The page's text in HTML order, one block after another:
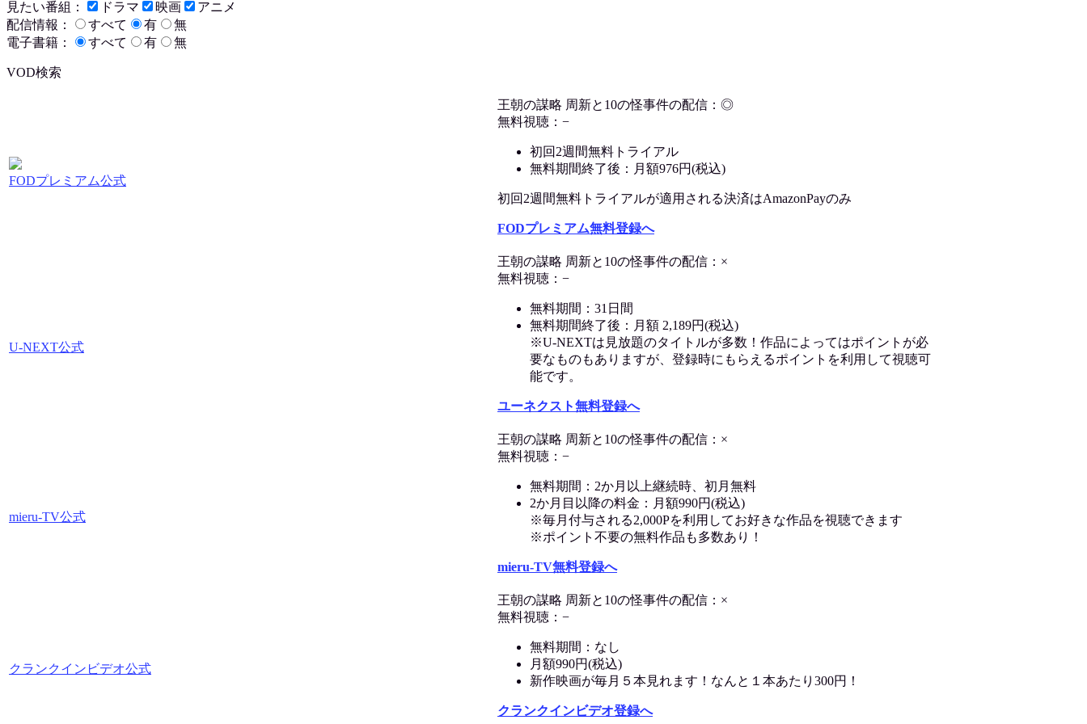
見たい番組：
ドラマ 映画
アニメ
配信情報：
すべて 有
無
電子書籍：
すべて 有 無
VOD検索
FODプレミアム公式
王朝の謀略 周新と10の怪事件の配信：◎
無料視聴：−
初回2週間無料トライアル
無料期間終了後：月額976円(税込)
初回2週間無料トライアルが適用される決済はAmazonPayのみ
FODプレミアム無料登録へ
U-NEXT公式
王朝の謀略 周新と10の怪事件の配信：×
無料視聴：−
無料期間：31日間
無料期間終了後：月額 2,189円(税込)
※U-NEXTは見放題のタイトルが多数！作品によってはポイントが必
要なものもありますが、登録時にもらえるポイントを利用して視聴可
能です。
ユーネクスト無料登録へ
mieru-TV公式
王朝の謀略 周新と10の怪事件の配信：×
無料視聴：−
無料期間：2か月以上継続時、初月無料
2か月目以降の料金：月額990円(税込)
※毎月付与される2,000Pを利用してお好きな作品を視聴できます
※ポイント不要の無料作品も多数あり！
mieru-TV無料登録へ
クランクインビデオ公式
王朝の謀略 周新と10の怪事件の配信：×
無料視聴：−
無料期間：なし
月額990円(税込)
新作映画が毎月５本見れます！なんと１本あたり300円！
クランクインビデオ登録へ